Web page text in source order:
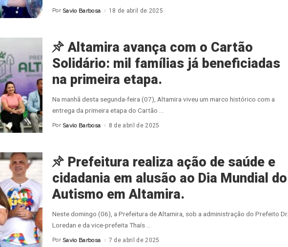
Posted
Por Savio Barbosa 18 de abril de 2025
Altamira avança com o Cartão
Solidário: mil famílias já beneficiadas
na primeira etapa.
Na manhã desta segunda-feira (07), Altamira viveu um marco histórico com a
entrega da primeira etapa do Cartão
Posted
Por Savio Barbosa 8 de abril de 2025
Prefeitura realiza ação de saúde e
cidadania em alusão ao Dia Mundial do
Autismo em Altamira.
Neste domingo (06), a Prefeitura de Altamira, sob a administração do Prefeito Dr.
Loredan e da vice-prefeita Thaís
Posted
Por Savio Barbosa 7 de abril de 2025